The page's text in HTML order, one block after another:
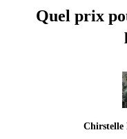
Quel prix
Chirstelle